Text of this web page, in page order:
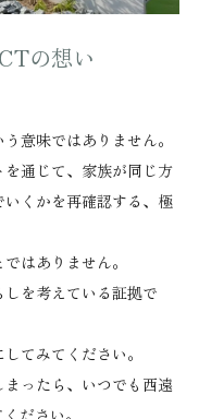
の想い
意味ではありません。
通じて、家族が同じ方
くかを再確認する、極
はありません。
を考えている証拠で
てみてください。
ったら、いつでも西遠
ださい。